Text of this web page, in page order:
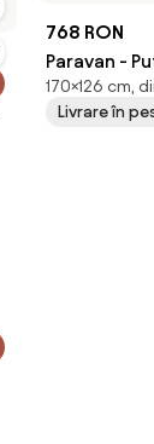
768 RON
Paravan -
170×126 cm,
Livrare în